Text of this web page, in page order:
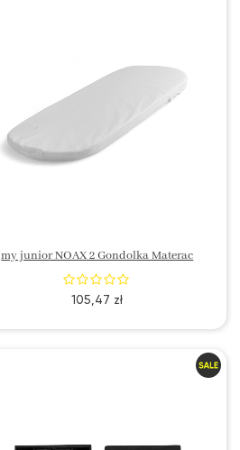
my junior NOAX 2 Gondolka Materac
105,47 zł